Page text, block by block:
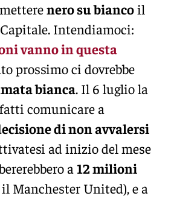
nero su biancoil
Intendiamoci:
vanno in questa
prossimo ci dovrebbe
bianca. Il 6 luglio la
comunicare a
di non avvalersi
ad inizio del mese
a 12 milioni
il Manchester United), e a